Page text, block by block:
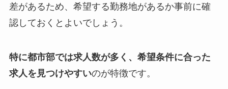
差があるため、希望する勤務地があるか事前に確
認しておくとよいでしょう。
特に都市部では求人数が多く、希望条件に合った
求人を見つけやすいのが特徴です。